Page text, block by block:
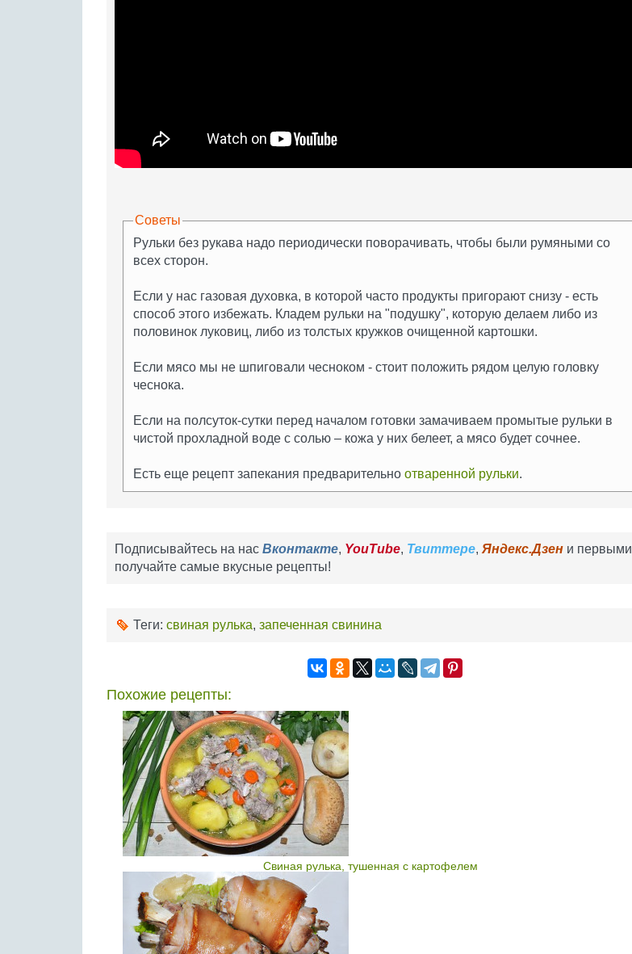
Советы
Рульки без рукава надо периодически поворачивать, чтобы были румяными со
всех сторон.
Если у нас газовая духовка, в которой часто продукты пригорают снизу - есть
способ этого избежать. Кладем рульки на "подушку", которую делаем либо из
половинок луковиц, либо из толстых кружков очищенной картошки.
Если мясо мы не шпиговали чесноком - стоит положить рядом целую головку
чеснока.
Если на полсуток-сутки перед началом готовки замачиваем промытые рульки в
чистой прохладной воде с солью – кожа у них белеет, а мясо будет сочнее.
Есть еще рецепт запекания предварительно отваренной рульки.
Подписывайтесь на нас Вконтакте, YouTube, Твиттере, Яндекс.Дзен и первыми
получайте самые вкусные рецепты!
Теги: свиная рулька, запеченная свинина
Похожие рецепты:
Свиная рулька, тушенная с картофелем